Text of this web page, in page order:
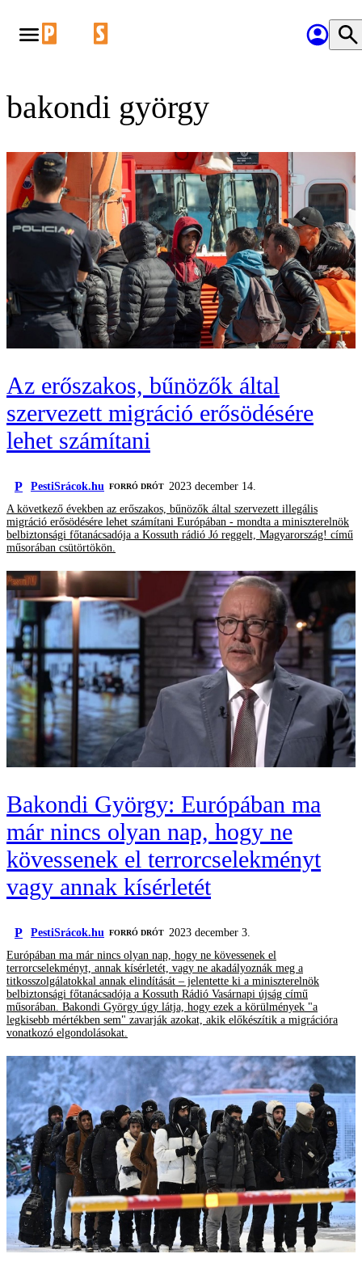
bakondi györgy
Az erőszakos, bűnözők által
szervezett migráció erősödésére
lehet számítani
P PestiSrácok.hu FORRÓ DRÓT 2023 december 14.
A következő években az erőszakos, bűnözők által szervezett illegális
migráció erősödésére lehet számítani Európában - mondta a miniszterelnök
belbiztonsági főtanácsadója a Kossuth rádió Jó reggelt, Magyarország! című
műsorában csütörtökön.
Bakondi György: Európában ma
már nincs olyan nap, hogy ne
kövessenek el terrorcselekményt
vagy annak kísérletét
P PestiSrácok.hu FORRÓ DRÓT 2023 december 3.
Európában ma már nincs olyan nap, hogy ne kövessenek el
terrorcselekményt, annak kísérletét, vagy ne akadályoznák meg a
titkosszolgálatokkal annak elindítását – jelentette ki a miniszterelnök
belbiztonsági főtanácsadója a Kossuth Rádió Vasárnapi újság című
műsorában. Bakondi György úgy látja, hogy ezek a körülmények "a
legkisebb mértékben sem" zavarják azokat, akik előkészítik a migrációra
vonatkozó elgondolásokat.